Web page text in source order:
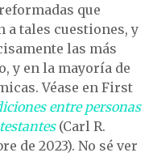
que
a tales cuestiones, y
las más
y en la mayoría de
Véase en First
entre personas
(Carl R.
de 2023). No sé ver